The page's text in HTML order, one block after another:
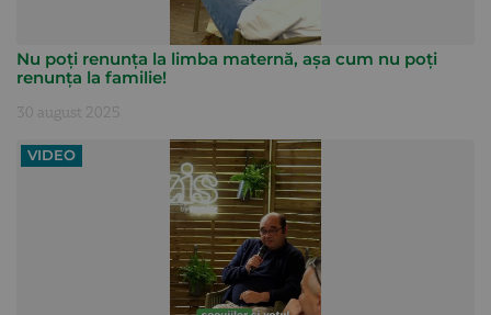
Nu poți renunța la limba maternă, așa cum nu poți
renunța la familie!
30 august 2025
VIDEO